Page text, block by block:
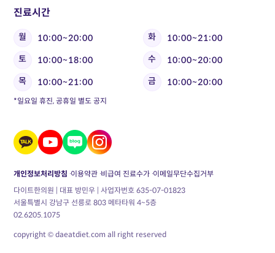
진료시간
월 10:00~20:00 화
10:00~21:00
토
10:00~18:00 수
10:00~20:00
목
10:00~21:00 금 10:00~20:00
*일요일 휴진, 공휴일 별도 공지
개인정보처리방침 이용약관 비급여 진료수가 이메일무단수집거부
다이트한의원 | 대표 방민우 | 사업자번호 635-07-01823
서울특별시 강남구 선릉로 803 메타타워 4~5층
02.6205.1075
copyright © daeatdiet.com all right reserved